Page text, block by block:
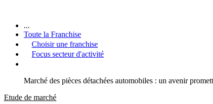
...
Toute la Franchise
Choisir une franchise
Focus secteur d'activité
Marché des pièces détachées automobiles : un avenir
Etude de marché